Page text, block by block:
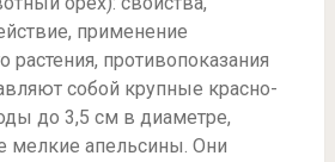
собой крупные красно-
до 3,5 см в диаметре,
мелкие апельсины. Они